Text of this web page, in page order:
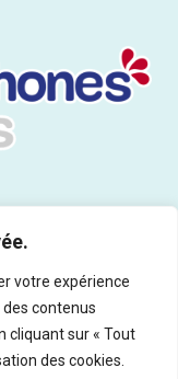
votre expérience
contenus
cliquant sur « Tout
des cookies.
asbl - Rue du
: Rocco Vitali